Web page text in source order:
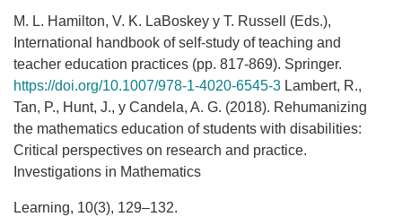
M. L. Hamilton, V. K. LaBoskey y T. Russell (Eds.),
International handbook of self-study of teaching and
teacher education practices (pp. 817-869). Springer.
https://doi.org/10.1007/978-1-4020-6545-3 Lambert, R.,
Tan, P., Hunt, J., y Candela, A. G. (2018). Rehumanizing
the mathematics education of students with disabilities:
Critical perspectives on research and practice.
Investigations in Mathematics
Learning, 10(3), 129–132.